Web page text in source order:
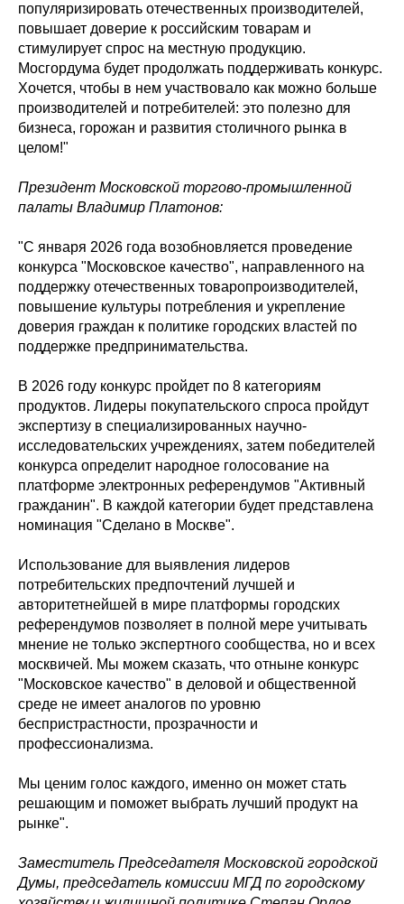
популяризировать отечественных производителей,
повышает доверие к российским товарам и
стимулирует спрос на местную продукцию.
Мосгордума будет продолжать поддерживать конкурс.
Хочется, чтобы в нем участвовало как можно больше
производителей и потребителей: это полезно для
бизнеса, горожан и развития столичного рынка в
целом!"
Президент Московской торгово-промышленной
палаты Владимир Платонов:
"С января 2026 года возобновляется проведение
конкурса "Московское качество", направленного на
поддержку отечественных товаропроизводителей,
повышение культуры потребления и укрепление
доверия граждан к политике городских властей по
поддержке предпринимательства.
В 2026 году конкурс пройдет по 8 категориям
продуктов. Лидеры покупательского спроса пройдут
экспертизу в специализированных научно-
исследовательских учреждениях, затем победителей
конкурса определит народное голосование на
платформе электронных референдумов "Активный
гражданин". В каждой категории будет представлена
номинация "Сделано в Москве".
Использование для выявления лидеров
потребительских предпочтений лучшей и
авторитетнейшей в мире платформы городских
референдумов позволяет в полной мере учитывать
мнение не только экспертного сообщества, но и всех
москвичей. Мы можем сказать, что отныне конкурс
"Московское качество" в деловой и общественной
среде не имеет аналогов по уровню
беспристрастности, прозрачности и
профессионализма.
Мы ценим голос каждого, именно он может стать
решающим и поможет выбрать лучший продукт на
рынке".
Заместитель Председателя Московской городской
Думы, председатель комиссии МГД по городскому